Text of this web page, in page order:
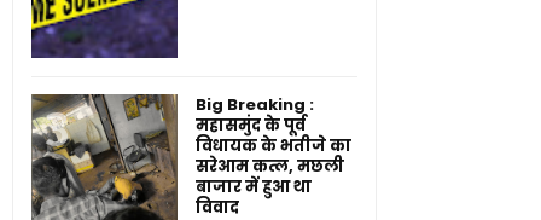
Big Breaking :
महासमुंद के पूर्व
विधायक के भतीजे का
सरेआम कत्ल, मछली
बाजार में हुआ था
विवाद